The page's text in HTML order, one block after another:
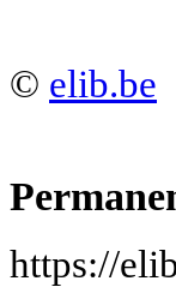
© elib.be
https://